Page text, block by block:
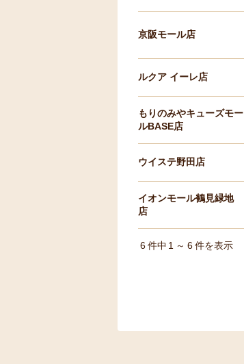
京阪モール店
ルクア イーレ店
もりのみやキューズモー
ルBASE店
ウイステ野田店
イオンモール鶴見緑地
店
6 件中 1 ～ 6件を表示